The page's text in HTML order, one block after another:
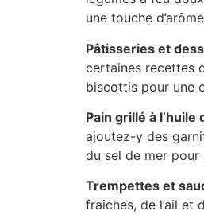
une touche
Pâtisseries et
certaines recettes
biscottis pour une
Pain grillé à l’huile
ajoutez-y des
du sel de mer pour
Trempettes et
fraîches, de l’ail et